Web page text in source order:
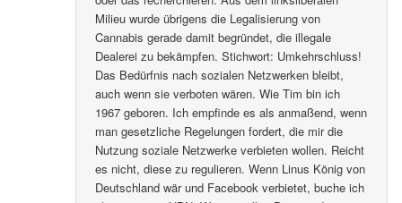
Milieu wurde übrigens die Legalisierung von
Cannabis gerade damit begründet, die illegale
Dealerei zu bekämpfen. Stichwort: Umkehrschluss!
Das Bedürfnis nach sozialen Netzwerken bleibt,
auch wenn sie verboten wären. Wie Tim bin ich
1967 geboren. Ich empfinde es als anmaßend, wenn
man gesetzliche Regelungen fordert, die mir die
Nutzung soziale Netzwerke verbieten wollen. Reicht
es nicht, diese zu regulieren. Wenn Linus König von
Deutschland wär und Facebook verbietet, buche ich